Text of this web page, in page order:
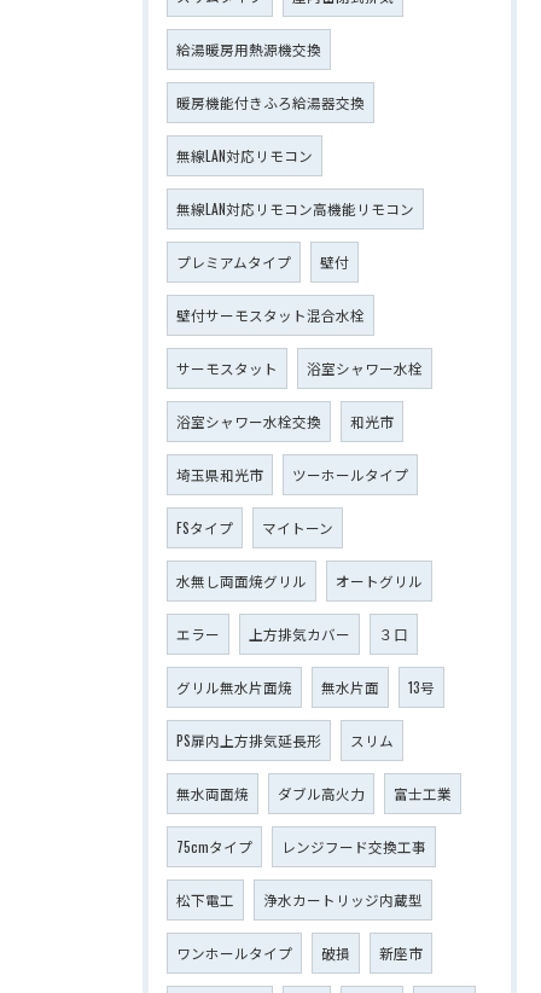
給湯暖房用熱源機交換
暖房機能付きふろ給湯器交換
無線LAN対応リモコン
無線LAN対応リモコン高機能リモコン
プレミアムタイプ 壁付
壁付サーモスタット混合水栓
サーモスタット 浴室シャワー水栓
浴室シャワー水栓交換 和光市
埼玉県和光市 ツーホールタイプ
FSタイプ マイトーン
水無し両面焼グリル オートグリル
エラー 上方排気カバー ３口
グリル無水片面焼 無水片面 13号
PS扉内上方排気延長形 スリム
無水両面焼 ダブル高火力 富士工業
75cmタイプ レンジフード交換工事
松下電工 浄水カートリッジ内蔵型
ワンホールタイプ 破損 新座市